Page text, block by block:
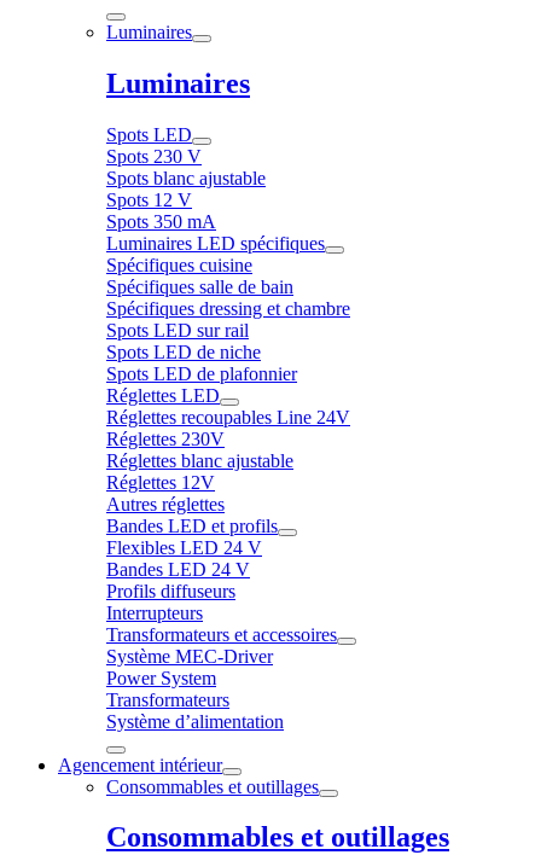
Luminaires
Luminaires
Spots LED
Spots 230 V
Spots blanc ajustable
Spots 12 V
Spots 350 mA
Luminaires LED spécifiques
Spécifiques cuisine
Spécifiques salle de bain
Spécifiques dressing et chambre
Spots LED sur rail
Spots LED de niche
Spots LED de plafonnier
Réglettes LED
Réglettes recoupables Line 24V
Réglettes 230V
Réglettes blanc ajustable
Réglettes 12V
Autres réglettes
Bandes LED et profils
Flexibles LED 24 V
Bandes LED 24 V
Profils diffuseurs
Interrupteurs
Transformateurs et accessoires
Système MEC-Driver
Power System
Transformateurs
Système d’alimentation
Agencement intérieur
Consommables et outillages
Consommables et outillages